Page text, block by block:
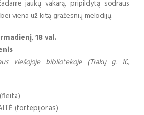
jaukų vakarą, pripildytą sodraus
viena už kitą gražesnių melodijų.
18 val.
viešojoje bibliotekoje (Trakų g. 10,
(fortepijonas)